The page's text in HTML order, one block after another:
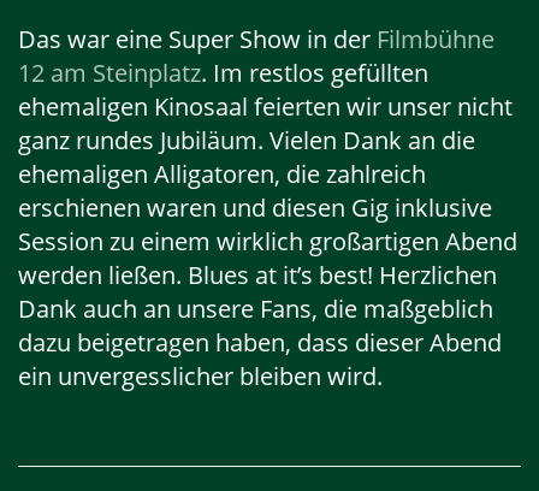
Das war eine Super Show in der Filmbühne
12 am Steinplatz. Im restlos gefüllten
ehemaligen Kinosaal feierten wir unser nicht
ganz rundes Jubiläum. Vielen Dank an die
ehemaligen Alligatoren, die zahlreich
erschienen waren und diesen Gig inklusive
Session zu einem wirklich großartigen Abend
werden ließen. Blues at it’s best! Herzlichen
Dank auch an unsere Fans, die maßgeblich
dazu beigetragen haben, dass dieser Abend
ein unvergesslicher bleiben wird.